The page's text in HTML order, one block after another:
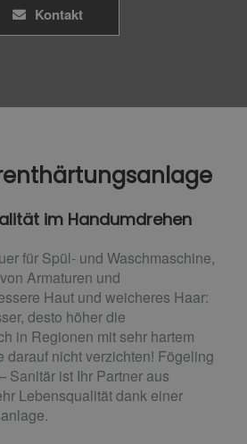
Kontakt
im Handumdrehen
für Spül- und Waschmaschine,
Armaturen und
Haut und weicheres Haar:
desto höher die
in Regionen mit sehr hartem
darauf nicht verzichten! Fögeling
Sanitär ist Ihr Partner aus
Lebensqualität dank einer